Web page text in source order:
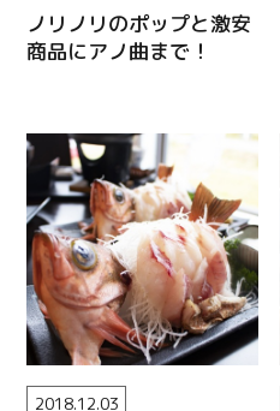
ノリノリのポップと激安
商品にアノ曲まで！
2018.12.03